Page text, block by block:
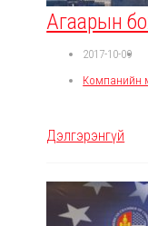
Агаарын
2017-10-09
Компанийн
Дэлгэрэнгүй